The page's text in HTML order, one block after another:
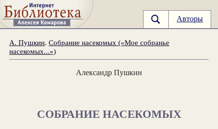
Авторы
А. Пушкин.Собрание насекомых («Мое собранье
насекомых...»)
Александр Пушкин
СОБРАНИЕ НАСЕКОМЫХ